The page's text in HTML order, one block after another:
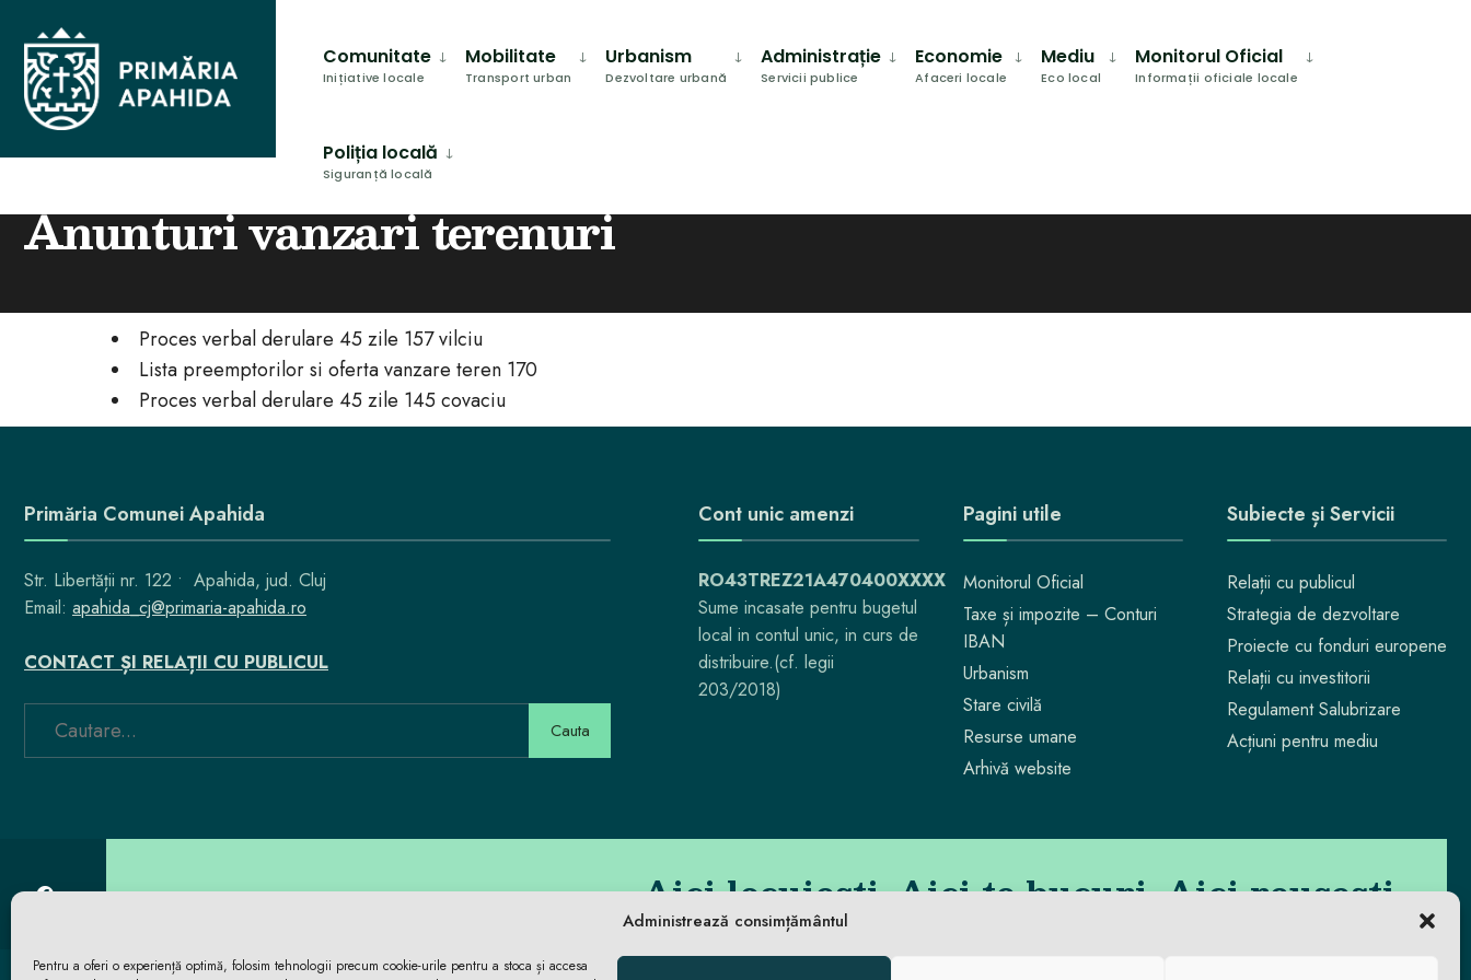
Administrează consimțământul
Pentru a oferi o experiență optimă, folosim tehnologii precum cookie-urile pentru a stoca și accesa
Comunitate
Inițiative locale
Mobilitate
Transport urban
Urbanism
Dezvoltare urbană
Administrație
Servicii publice
Economie
Afaceri locale
Mediu
Eco local
Monitorul Oficial
Informații oficiale locale
Poliția locală
Siguranță locală
Anunturi vanzari terenuri
Proces verbal derulare 45 zile 157 vilciu
Lista preemptorilor si oferta vanzare teren 170
Proces verbal derulare 45 zile 145 covaciu
Primăria Comunei Apahida
Str. Libertății nr. 122 • Apahida, jud. Cluj
Email: apahida_cj@primaria-apahida.ro
CONTACT ȘI RELAȚII CU PUBLICUL
Cauta
Cont unic amenzi
RO43TREZ21A470400XXXX
Sume incasate pentru bugetul
local in contul unic, in curs de
distribuire.(cf. legii
203/2018)
Pagini utile
Monitorul Oficial
Taxe și impozite – Conturi
IBAN
Urbanism
Stare civilă
Resurse umane
Arhivă website
Subiecte și Servicii
Relații cu publicul
Strategia de dezvoltare
Proiecte cu fonduri europene
Relații cu investitorii
Regulament Salubrizare
Acțiuni pentru mediu
Aici locuiești. Aici te bucuri. Aici reușești.